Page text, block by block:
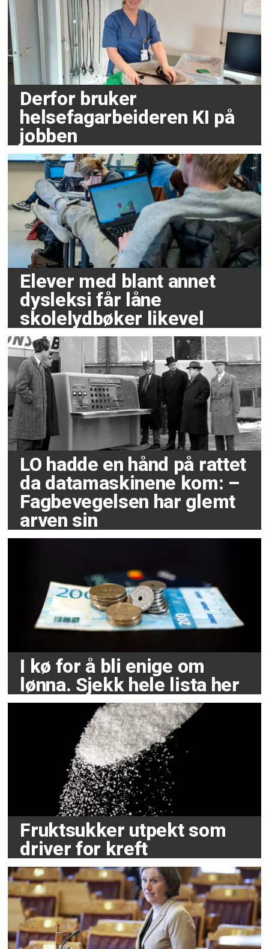
Derfor bruker
helsefagarbeideren KI på
jobben
Elever med blant annet
dysleksi får låne
skolelydbøker likevel
LO hadde en hånd på rattet
da datamaskinene kom: –
Fagbevegelsen har glemt
arven sin
I kø for å bli enige om
lønna. Sjekk hele lista her
Fruktsukker utpekt som
driver for kreft